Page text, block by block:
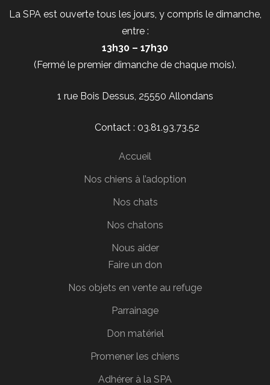
La SPA est ouverte tous les jours, y compris le dimanche,
entre :
13h30 – 17h30
(Fermé le premier dimanche de chaque mois).
1 rue Bois Dessus, 25550 Allondans
Contact : 03.81.93.73.52
Accueil
Nos chiens à l’adoption
Nos chats
Nos chatons
Nous aider
Faire un don
Nos objets en vente au refuge
Parrainage
Don matériel
Promener les chiens
Adhérer à la SPA